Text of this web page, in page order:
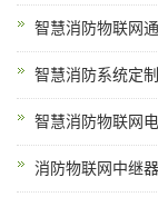
智慧消防物联网
智慧消防系统定
智慧消防物联网
消防物联网中继